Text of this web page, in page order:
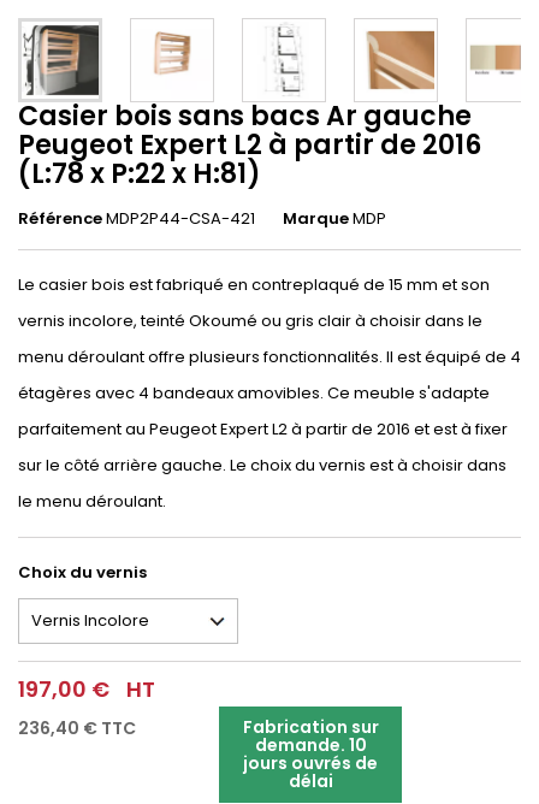
Casier bois sans bacs Ar gauche
Peugeot Expert L2 à partir de 2016
(L:78 x P:22 x H:81)
RéférenceMDP2P44-CSA-421 MarqueMDP
Le casier bois est fabriqué en contreplaqué de 15 mm et son
vernis incolore, teinté Okoumé ou gris clair à choisir dans le
menu déroulant offre plusieurs fonctionnalités. Il est équipé de 4
étagères avec 4 bandeaux amovibles. Ce meuble s'adapte
parfaitement au Peugeot Expert L2 à partir de 2016 et est à fixer
sur le côté arrière gauche. Le choix du vernis est à choisir dans
le menu déroulant.
Choix du vernis
197,00 € HT
236,40 € TTC Fabrication sur
demande. 10
jours ouvrés de
délai